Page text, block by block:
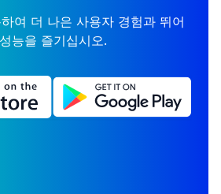
여 더 나은 사용자 경험과 뛰어
능을 즐기십시오.